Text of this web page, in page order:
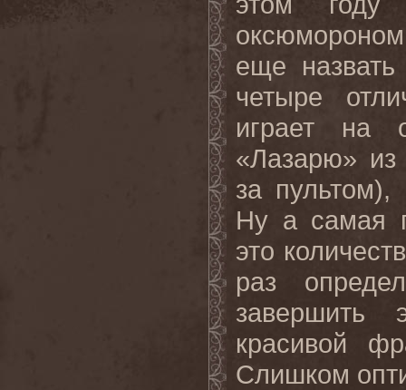
еще
четыре
играет на
«Лазарю»
за пультом),
Ну а самая
это
раз
завершить
красивой
Слишком